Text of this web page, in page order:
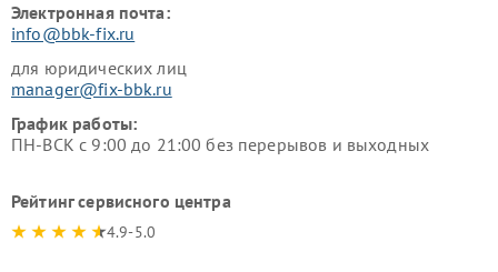
Электронная почта:
info@bbk-fix.ru
для юридических лиц
manager@fix-bbk.ru
График работы:
ПН-ВСК с 9:00 до 21:00 без перерывов и выходных
Рейтинг сервисного центра
4.9-5.0